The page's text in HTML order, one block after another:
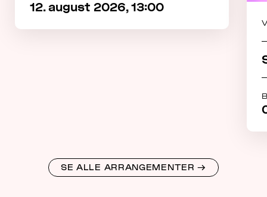
12. august 2026, 13:00
SE ALLE ARRANGEMENTER →